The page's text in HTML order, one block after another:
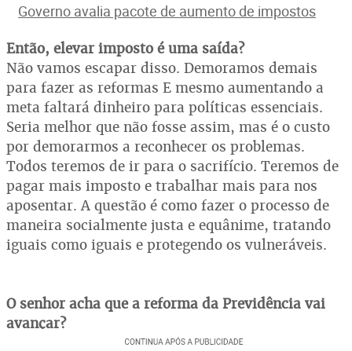
Governo avalia pacote de aumento de impostos
Então, elevar imposto é uma saída?
Não vamos escapar disso. Demoramos demais
para fazer as reformas E mesmo aumentando a
meta faltará dinheiro para políticas essenciais.
Seria melhor que não fosse assim, mas é o custo
por demorarmos a reconhecer os problemas.
Todos teremos de ir para o sacrifício. Teremos de
pagar mais imposto e trabalhar mais para nos
aposentar. A questão é como fazer o processo de
maneira socialmente justa e equânime, tratando
iguais como iguais e protegendo os vulneráveis.
O senhor acha que a reforma da Previdência vai
avançar?